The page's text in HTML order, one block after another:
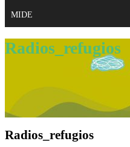
MIDE
Radios_refugios
Radios_refugios